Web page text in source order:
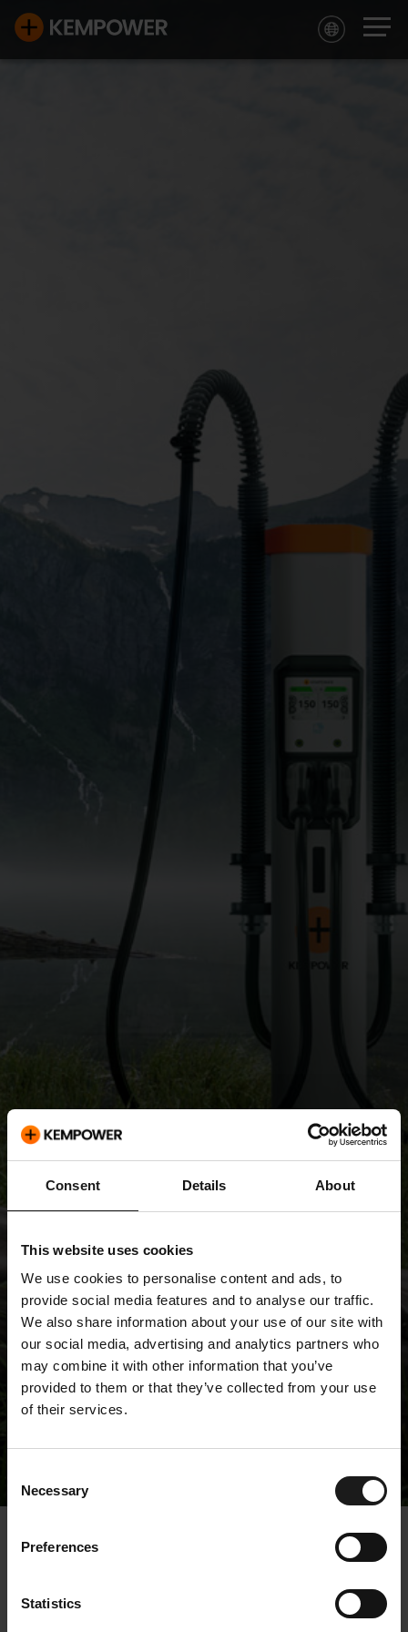
Consent Details About
This website uses cookies
We use cookies to personalise content and ads, to
provide social media features and to analyse our traffic.
We also share information about your use of our site with
our social media, advertising and analytics partners who
may combine it with other information that you’ve
provided to them or that they’ve collected from your use
of their services.
Selection
Necessary
Preferences
Statistics
Tiedotteet
« Tiedotteet
Kempower Oyj –